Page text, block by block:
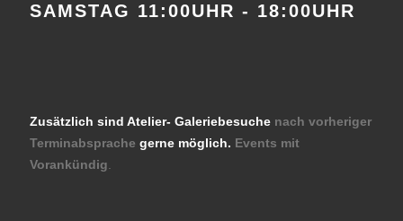
SAMSTAG 11:00UHR - 18:00UHR
Zusätzlich sind Atelier- Galeriebesuche nach vorheriger
Terminabsprache gerne möglich. Events mit
Vorankündig